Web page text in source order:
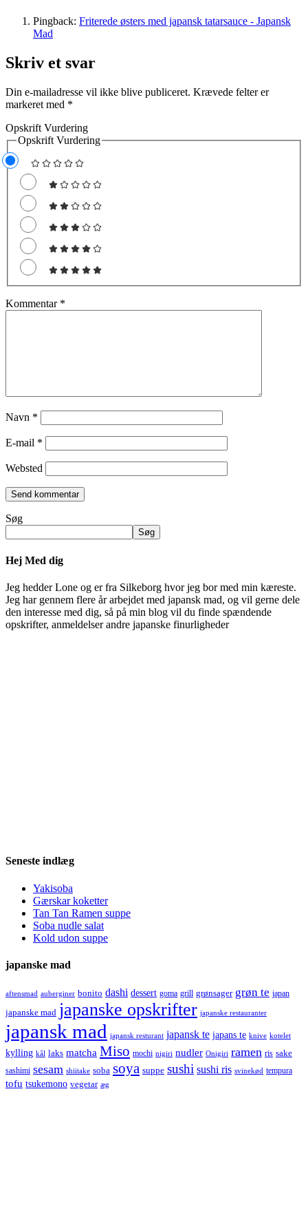
Pingback: Friterede østers med japansk tatarsauce - Japansk
Mad
Skriv et svar
Din e-mailadresse vil ikke blive publiceret. Krævede felter er
markeret med *
Opskrift Vurdering
Opskrift Vurdering
Kommentar *
Navn *
E-mail *
Websted
Søg
Søg
Hej Med dig
Jeg hedder Lone og er fra Silkeborg hvor jeg bor med min kæreste.
Jeg har gennem flere år arbejdet med japansk mad, og vil gerne dele
den interesse med dig, så på min blog vil du finde spændende
opskrifter, anmeldelser andre japanske finurligheder
Seneste indlæg
Yakisoba
Gærskar koketter
Tan Tan Ramen suppe
Soba nudle salat
Kold udon suppe
japanske mad
aftensmad auberginer bonito dashi dessert goma grill grønsager grøn te japan
japanske mad japanske opskrifter japanske restauranter
japansk mad japansk resturant japansk te japans te knive kotelet
kylling kål laks matcha Miso mochi nigiri nudler Onigiri ramen ris sake
sashimi sesam shiitake soba soya suppe sushi sushi ris svinekød tempura
tofu tsukemono vegetar æg